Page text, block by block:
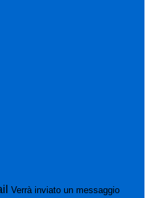
Verrà inviato un messaggio